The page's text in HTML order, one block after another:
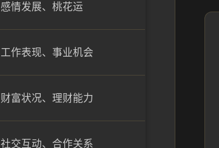
感情发展、桃花运
工作表现、事业机会
财富状况、理财能力
社交互动、合作关系